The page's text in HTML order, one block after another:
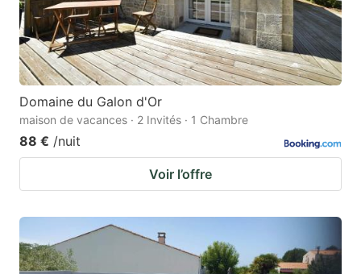
Domaine du Galon d'Or
maison de vacances · 2 Invités · 1 Chambre
88 € /nuit
Voir l’offre